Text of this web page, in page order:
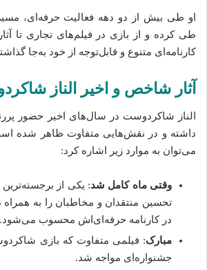
او طی بیش از دو دهه فعالیت حرفه‌ای،
طی کرده و از بازی در فیلم‌های تجاری تا
کارنامه‌ای متنوع و قابل‌توجه از خود به‌جا
آثار شاخص و اخیر الناز
الناز شاکردوست در سال‌های اخیر حضور
داشته و در نقش‌هایی متفاوت ظاهر شده
می‌توان به موارد زیر اشاره کرد:
وقتی ماه کامل شد: یکی از
تحسین منتقدان و مخاطبان را به
در کارنامه حرفه‌ای‌اش محسوب می‌شود.
مبارک: فیلمی متفاوت که بازی
جشنواره‌ای مواجه شد.